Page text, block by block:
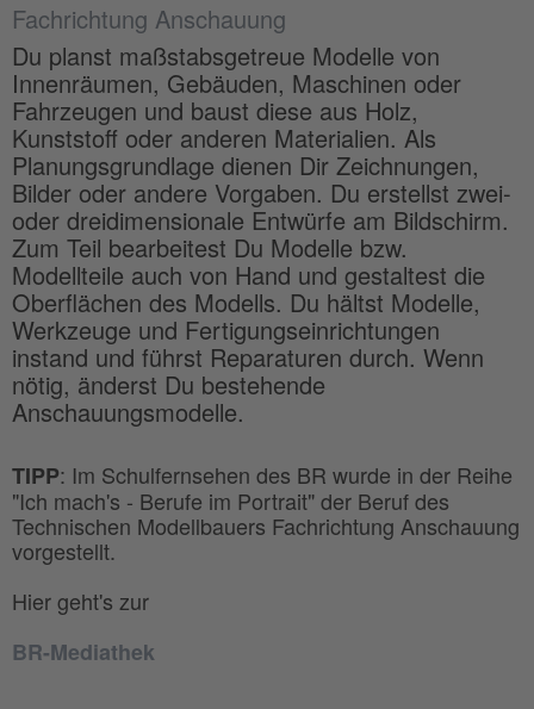
Fachrichtung Anschauung
Du planst maßstabsgetreue Modelle von
Innenräumen, Gebäuden, Maschinen oder
Fahrzeugen und baust diese aus Holz,
Kunststoff oder anderen Materialien. Als
Planungsgrundlage dienen Dir Zeichnungen,
Bilder oder andere Vorgaben. Du erstellst zwei-
oder dreidimensionale Entwürfe am Bildschirm.
Zum Teil bearbeitest Du Modelle bzw.
Modellteile auch von Hand und gestaltest die
Oberflächen des Modells. Du hältst Modelle,
Werkzeuge und Fertigungseinrichtungen
instand und führst Reparaturen durch. Wenn
nötig, änderst Du bestehende
Anschauungsmodelle.
TIPP: Im Schulfernsehen des BR wurde in der Reihe
"Ich mach's - Berufe im Portrait" der Beruf des
Technischen Modellbauers Fachrichtung Anschauung
vorgestellt.
Hier geht's zur
BR-Mediathek